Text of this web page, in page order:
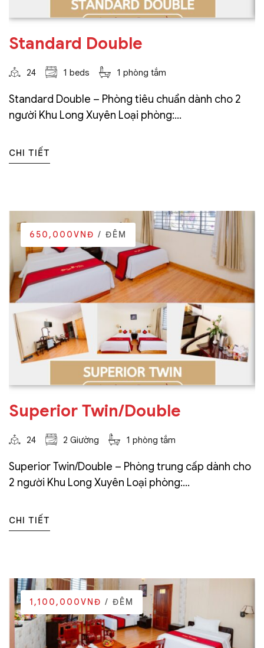
Standard Double
24 1 beds 1 phòng tắm
Standard Double – Phòng tiêu chuẩn dành cho 2
người Khu Long Xuyên Loại phòng:...
CHI TIẾT
650,000VNĐ / ĐÊM
Superior Twin/Double
24 2 Giường 1 phòng tắm
Superior Twin/Double – Phòng trung cấp dành cho
2 người Khu Long Xuyên Loại phòng:...
CHI TIẾT
1,100,000VNĐ / ĐÊM